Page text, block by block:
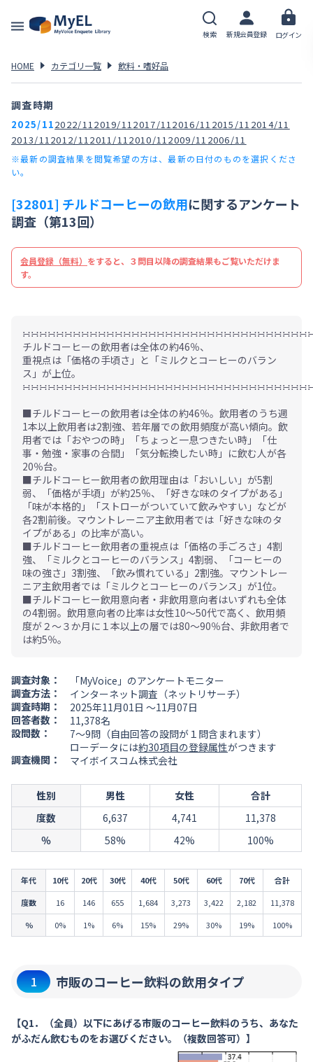
検索 新規会員登録 ログイン
HOME カテゴリ一覧 飲料・嗜好品
調査時期
2025/112022/112019/112017/112016/11 2015/11 2014/11
2013/112012/112011/112010/112009/11 2006/11
※最新の調査結果を閲覧希望の方は、最新の日付のものを選択くださ
い。
[32801] チルドコーヒーの飲用に関するアンケート
調査（第13回）
会員登録（無料） をすると、３問目以降の調査結果もご覧いただけま
す。
チルドコーヒーの飲用者は全体の約46％、
重視点は「価格の手頃さ」と「ミルクとコーヒーのバラン
ス」が上位。
■チルドコーヒーの飲用者は全体の約46％。飲用者のうち週
1本以上飲用者は2割強、若年層での飲用頻度が高い傾向。飲
用者では「おやつの時」「ちょっと一息つきたい時」「仕
事・勉強・家事の合間」「気分転換したい時」に飲む人が各
20％台。
■チルドコーヒー飲用者の飲用理由は「おいしい」が5割
弱、「価格が手頃」が約25％、「好きな味のタイプがある」
「味が本格的」「ストローがついていて飲みやすい」などが
各2割前後。マウントレーニア主飲用者では「好きな味のタ
イプがある」の比率が高い。
■チルドコーヒー飲用者の重視点は「価格の手ごろさ」4割
強、「ミルクとコーヒーのバランス」4割弱、「コーヒーの
味の強さ」3割強、「飲み慣れている」2割強。マウントレー
ニア主飲用者では「ミルクとコーヒーのバランス」が1位。
■チルドコーヒー飲用意向者・非飲用意向者はいずれも全体
の4割弱。飲用意向者の比率は女性10～50代で高く、飲用頻
度が２～３か月に１本以上の層では80～90％台、非飲用者で
は約5％。
調査対象：
「MyVoice」のアンケートモニター
調査方法：
インターネット調査（ネットリサーチ）
調査時期：
2025年11月01日 ～11月07日
回答者数：
11,378名
設問数：
7～9問（自由回答の設問が１問含まれます）
ローデータには約30項目の登録属性がつきます
調査機関：
マイボイスコム株式会社
性別 男性 女性
合計
度数
6,637 4,741
11,378
％
58% 42% 100%
年代 10代 20代 30代 40代 50代 60代 70代
合計
度数
16 146 655 1,684 3,273 3,422 2,182
11,378
％
0% 1% 6% 15% 29% 30% 19% 100%
1 市販のコーヒー飲料の飲用タイプ
【Q1．（全員）以下にあげる市販のコーヒー飲料のうち、あなた
がふだん飲むものをお選びください。（複数回答可）】